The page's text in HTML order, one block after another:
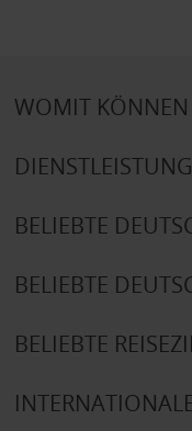
WOMIT KÖNNEN
BELIEBTE
BELIEBTE
BELIEBTE